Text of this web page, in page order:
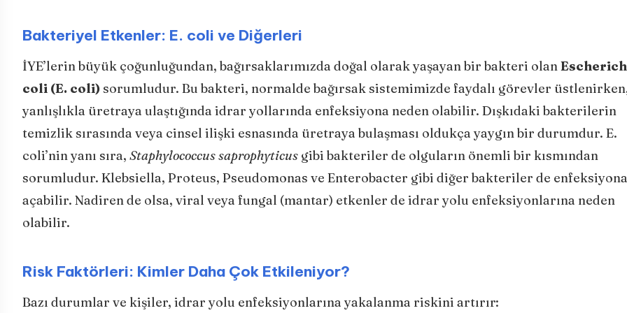
Bakteriyel Etkenler: E. coli ve Diğerleri
İYE’lerin büyük çoğunluğundan, bağırsaklarımızda doğal olarak yaşayan bir bakteri olan
coli (E. coli)sorumludur. Bu bakteri, normalde bağırsak sistemimizde faydalı görevler
yanlışlıkla üretraya ulaştığında idrar yollarında enfeksiyona neden olabilir. Dışkıdaki bakterilerin
temizlik sırasında veya cinsel ilişki esnasında üretraya bulaşması oldukça yaygın bir durumdur. E.
coli’nin yanı sıra, Staphylococcus saprophyticus gibi bakteriler de olguların önemli bir kısmından
sorumludur. Klebsiella, Proteus, Pseudomonas ve Enterobacter gibi diğer bakteriler de
açabilir. Nadiren de olsa, viral veya fungal (mantar) etkenler de idrar yolu enfeksiyonlarına neden
olabilir.
Risk Faktörleri: Kimler Daha Çok Etkileniyor?
Bazı durumlar ve kişiler, idrar yolu enfeksiyonlarına yakalanma riskini artırır: